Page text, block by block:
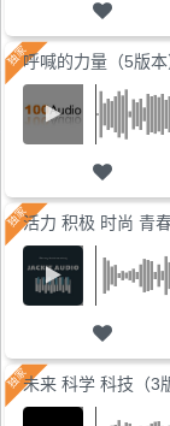
呼喊的力量（5版本
活力 积极 时尚 青
未来 科学 科技（3